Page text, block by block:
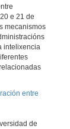
e 21 de
mecanismos
intelixencia
entre
de
Cooperación administrativa: intercambio de información previa solicitude
Reflexións introdutorias sobre o tema da mesa redonda
O intercambio automático e espontáneo de información fiscal dentro da UE e no marco da OCDE